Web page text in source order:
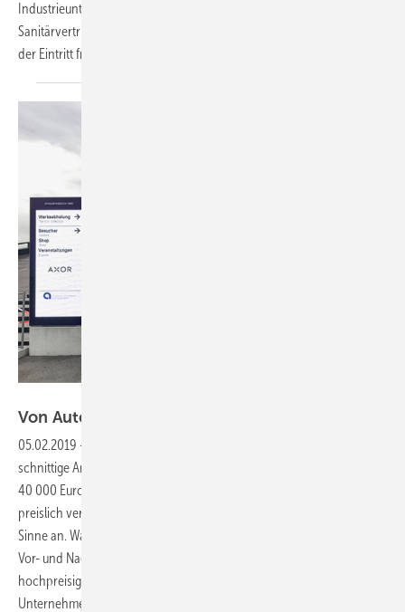
Industrieunternehmen und Dienstleister aus dem zweistufigen
Sanitärvertrieb ihre Produkte und Services vor. Für Fachbesucher ist
der Eintritt frei, erforderlich ist
Von Autos und Armaturen: Design, das
05.02.2019 -
schnittige Armatur und ein Oberklasse-Fahrzeug gemeinsam? Ein
40 000 Euro teures Auto und ein hochwertiges Bad sind nicht nur
preislich vergleichbar – auch emotional sprechen beide Produkte die
Sinne an. Was also liegt näher, als beide Branchen zu vergleichen und
Vor- und Nachteile im Verkaufsprozess für den Verkauf von
hochpreisigen Bädern abzuleiten? Wie das geht, erlebten SHK-
Unternehmer auf einer Veranstaltung bei Porsche, BMW und